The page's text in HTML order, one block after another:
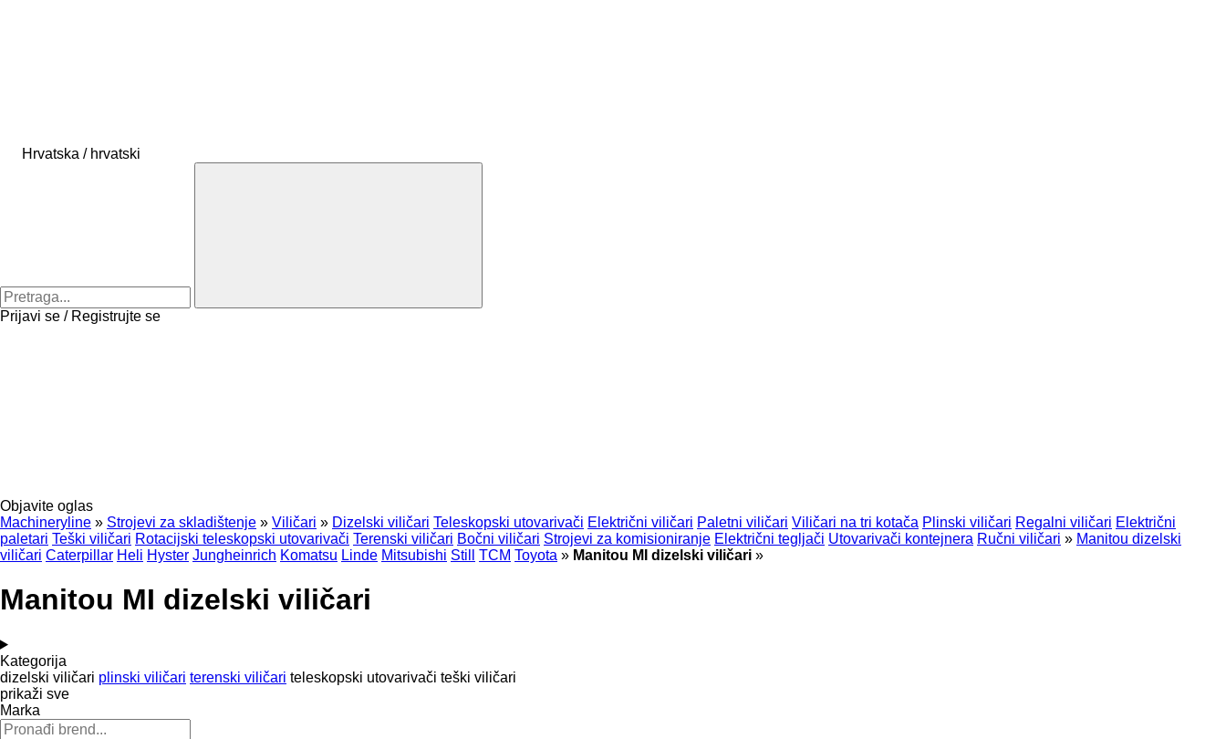
Hrvatska / hrvatski
Prijavi se / Registrujte se
Objavite oglas
Machineryline » Strojevi za skladištenje » Viličari » Dizelski viličari Teleskopski utovarivači Električni viličari Paletni viličari Viličari na tri kotača Plinski viličari Regalni viličari Električni
paletari Teški viličari Rotacijski teleskopski utovarivači Terenski viličari Bočni viličari Strojevi za komisioniranje Električni tegljači Utovarivači kontejnera Ručni viličari » Manitou dizelski
viličari Caterpillar Heli Hyster Jungheinrich Komatsu Linde Mitsubishi Still TCM Toyota » Manitou MI dizelski viličari »
Manitou MI dizelski viličari
Kategorija
dizelski viličari plinski viličari terenski viličari teleskopski utovarivači teški viličari
prikaži sve
Marka